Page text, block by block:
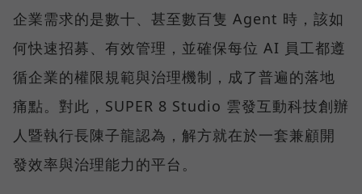
企業需求的是數十、甚至數百隻 Agent 時，該如
何快速招募、有效管理，並確保每位 AI 員工都遵
循企業的權限規範與治理機制，成了普遍的落地
痛點。對此，SUPER 8 Studio 雲發互動科技創辦
人暨執行長陳子龍認為，解方就在於一套兼顧開
發效率與治理能力的平台。